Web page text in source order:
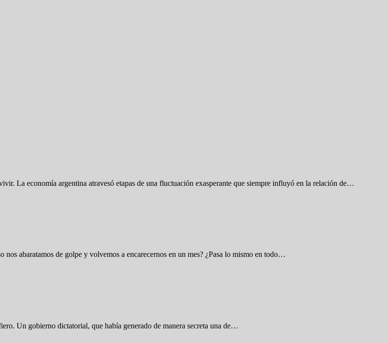
La economía argentina atravesó etapas de una fluctuación exasperante que siempre influyó en la relación de…
abaratamos de golpe y volvemos a encarecernos en un mes? ¿Pasa lo mismo en todo…
Un gobierno dictatorial, que había generado de manera secreta una de…